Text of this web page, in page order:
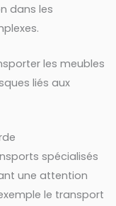
dans les
les meubles
liés aux
spécialisés
une attention
le transport